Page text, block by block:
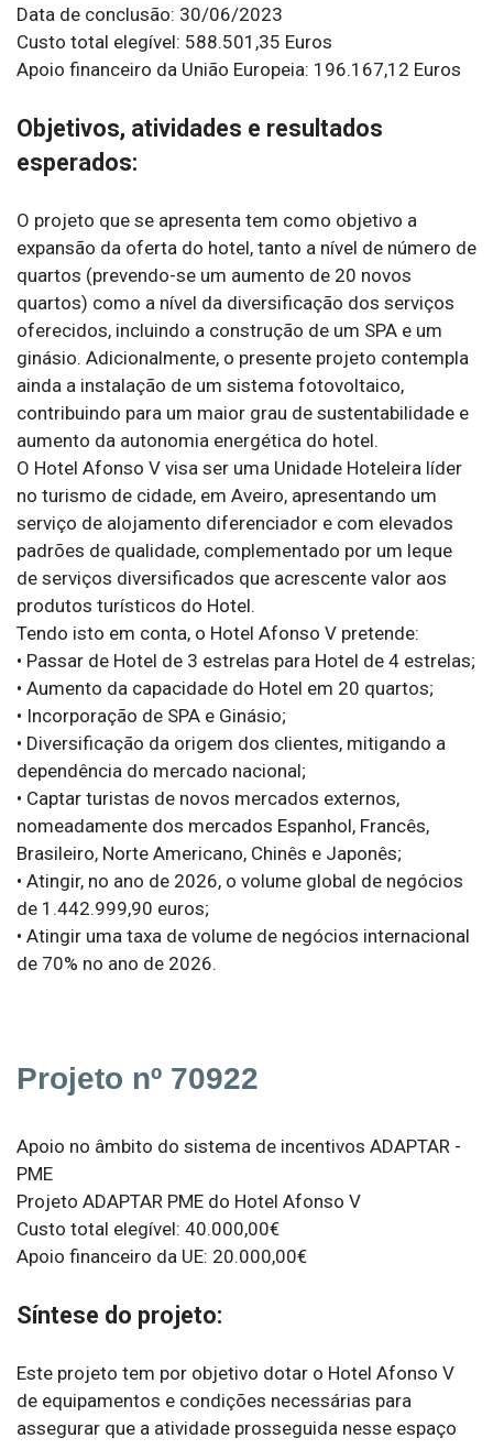
Data de conclusão: 30/06/2023
Custo total elegível: 588.501,35 Euros
Apoio financeiro da União Europeia: 196.167,12 Euros
Objetivos, atividades e resultados
esperados:
O projeto que se apresenta tem como objetivo a
expansão da oferta do hotel, tanto a nível de número de
quartos (prevendo-se um aumento de 20 novos
quartos) como a nível da diversificação dos serviços
oferecidos, incluindo a construção de um SPA e um
ginásio. Adicionalmente, o presente projeto contempla
ainda a instalação de um sistema fotovoltaico,
contribuindo para um maior grau de sustentabilidade e
aumento da autonomia energética do hotel.
O Hotel Afonso V visa ser uma Unidade Hoteleira líder
no turismo de cidade, em Aveiro, apresentando um
serviço de alojamento diferenciador e com elevados
padrões de qualidade, complementado por um leque
de serviços diversificados que acrescente valor aos
produtos turísticos do Hotel.
Tendo isto em conta, o Hotel Afonso V pretende:
• Passar de Hotel de 3 estrelas para Hotel de 4 estrelas;
• Aumento da capacidade do Hotel em 20 quartos;
• Incorporação de SPA e Ginásio;
• Diversificação da origem dos clientes, mitigando a
dependência do mercado nacional;
• Captar turistas de novos mercados externos,
nomeadamente dos mercados Espanhol, Francês,
Brasileiro, Norte Americano, Chinês e Japonês;
• Atingir, no ano de 2026, o volume global de negócios
de 1.442.999,90 euros;
• Atingir uma taxa de volume de negócios internacional
de 70% no ano de 2026.
Projeto nº 70922
Apoio no âmbito do sistema de incentivos ADAPTAR -
PME
Projeto ADAPTAR PME do Hotel Afonso V
Custo total elegível: 40.000,00€
Apoio financeiro da UE: 20.000,00€
Síntese do projeto:
Este projeto tem por objetivo dotar o Hotel Afonso V
de equipamentos e condições necessárias para
assegurar que a atividade prosseguida nesse espaço